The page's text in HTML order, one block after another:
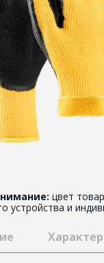
цвет
устройства и